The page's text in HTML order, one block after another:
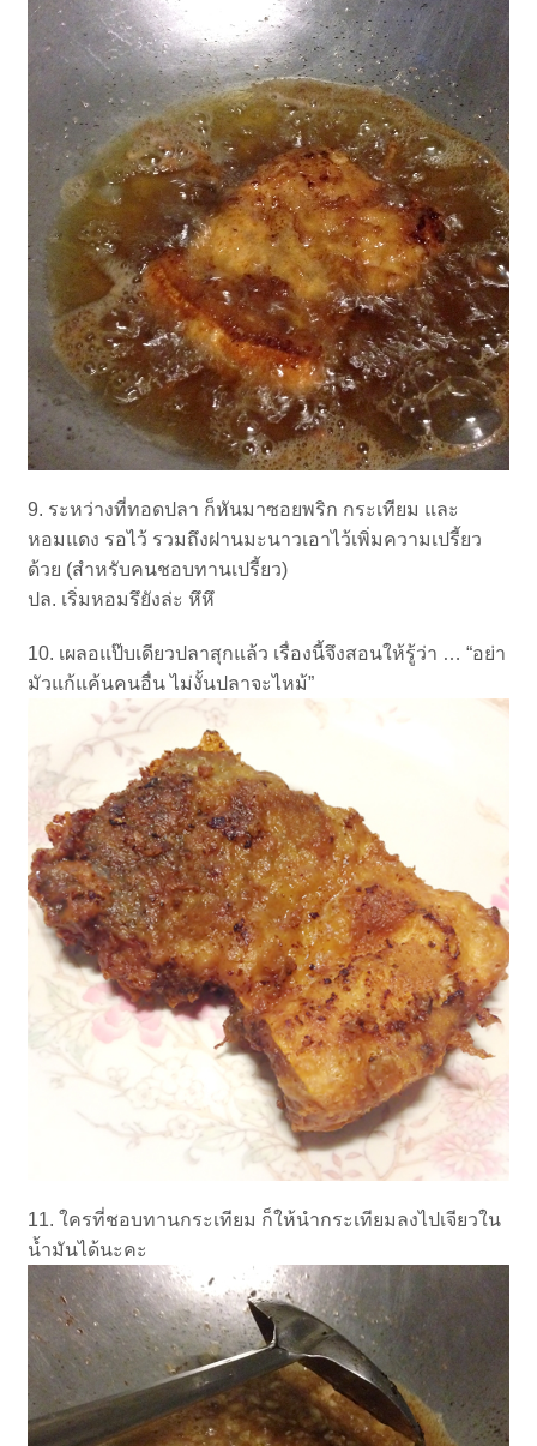
9. ระหว่างที่ทอดปลา ก็หันมาซอยพริก กระเทียม และ
หอมแดง รอไว้ รวมถึงฝานมะนาวเอาไว้เพิ่มความเปรี้ยว
ด้วย (สำหรับคนชอบทานเปรี้ยว)
ปล. เริ่มหอมรึยังล่ะ หึหึ
10. เผลอแป๊บเดียวปลาสุกแล้ว เรื่องนี้จึงสอนให้รู้ว่า … “อย่า
มัวแก้แค้นคนอื่น ไม่งั้นปลาจะไหม้”
11. ใครที่ชอบทานกระเทียม ก็ให้นำกระเทียมลงไปเจียวใน
น้ำมันได้นะคะ